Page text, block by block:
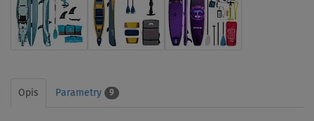
Opis Parametry 9